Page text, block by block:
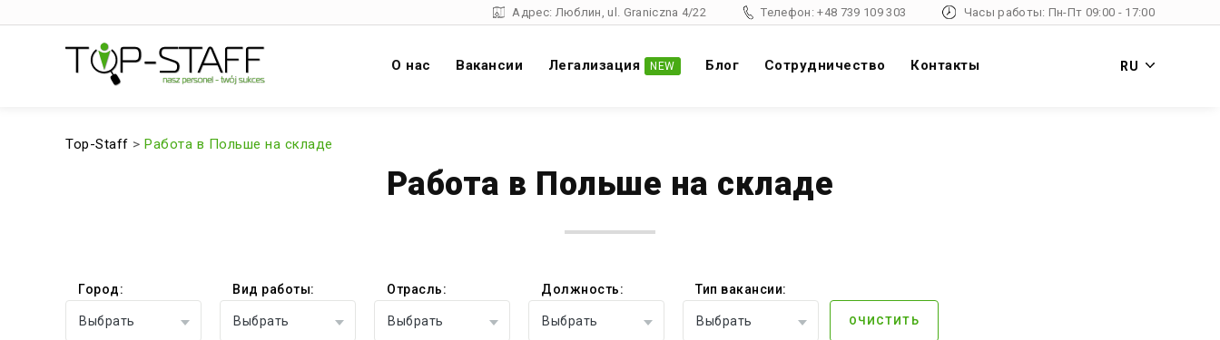
Адрес: Люблин, ul. Graniczna 4/22 Телефон: +48 739 109 303 Часы работы: Пн-Пт 09:00 - 17:00
О нас Вакансии Легализация NEW Блог Cотрудничество Контакты RU
Top-Staff > Работа в Польше на складе
Работа в Польше на складе
Город:
Выбрать
Вид работы:
Выбрать
Отрасль:
Выбрать
Должность:
Выбрать
Тип вакансии:
Выбрать ОЧИСТИТЬ